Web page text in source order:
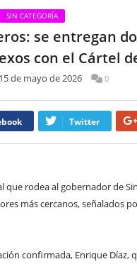
SIN CATEGORÍA
se entregan
con el Cártel
15 de mayo de 2026 0
Twitter
que rodea al gobernador de
más cercanos, señalados
confirmada, Enrique Díaz,